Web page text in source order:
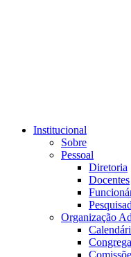
Institucional
Sobre
Pessoal
Diretoria
Docentes
Organização